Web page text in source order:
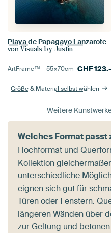
Playa de Papagayo Lanzarote
von Visuals by Justin
ArtFrame™ –55×70cm CHF123.-
Größe & Material selbst wählen
Weitere
Welches Format passt
Hochformat und
Kollektion
unterschiedliche
eignen sich gut für
Türen oder Fenstern.
längeren Wänden über
zur Geltung und